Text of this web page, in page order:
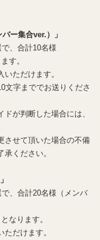
ー集合ver.）」
、合計10名様
す。
ただけます。
文字まででお送りくださ
が判断した場合には、
させて頂いた場合の不備
ください。
」
、合計20名様（メンバ
なります。
だけます。